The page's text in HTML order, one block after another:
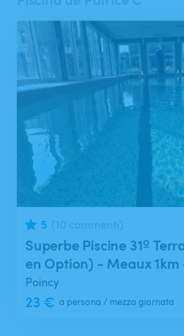
Data
Ricerca
5
Superbe Piscine 31º
en Option) - Meaux 1km
PARIS 30mn
Poincy
23 € a persona / mezza giornata